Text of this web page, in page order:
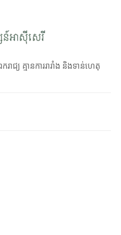
ជ្យ គ្មានការរារាំង និងទាន់ហេតុ